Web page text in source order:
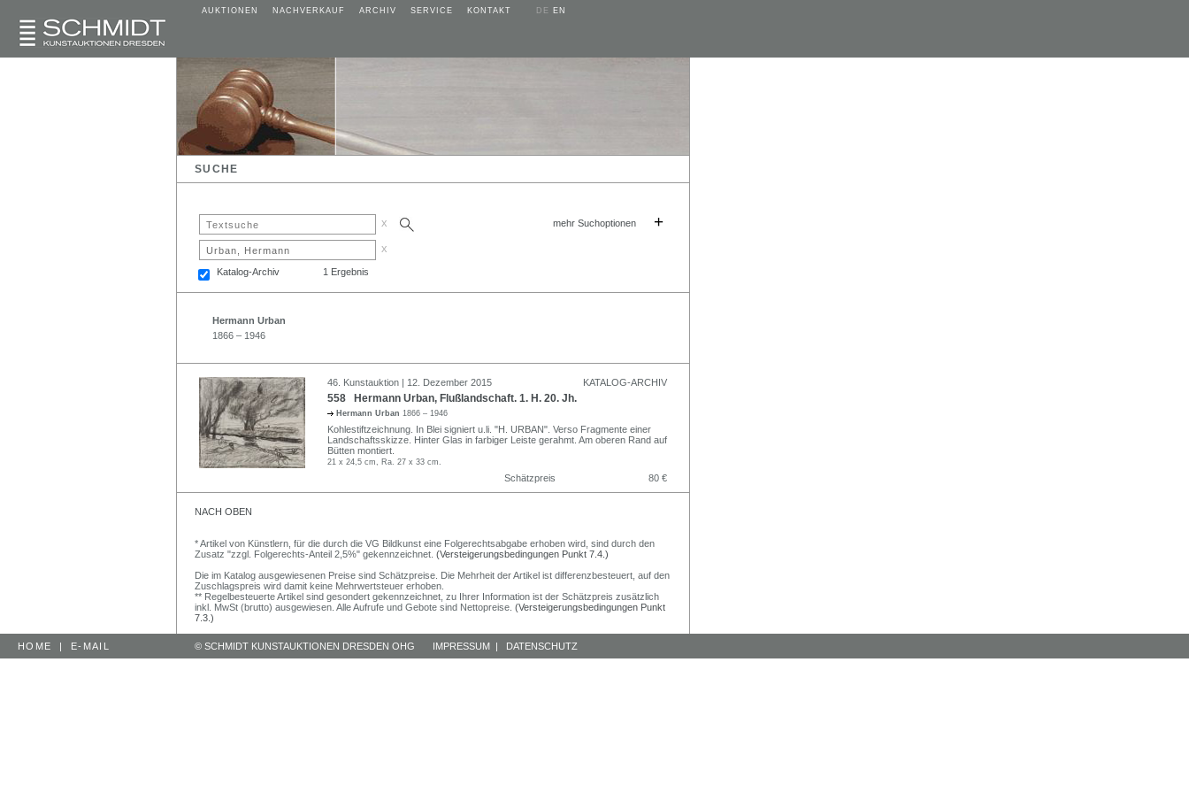
AUKTIONEN NACHVERKAUF ARCHIV SERVICE KONTAKT DE EN
SUCHE
x mehr Suchoptionen +
x
Katalog-Archiv 1 Ergebnis
Hermann Urban
1866 – 1946
46. Kunstauktion | 12. Dezember 2015 KATALOG-ARCHIV
558 Hermann Urban, Flußlandschaft. 1. H. 20. Jh.
Hermann Urban 1866 – 1946
Kohlestiftzeichnung. In Blei signiert u.li. "H. URBAN". Verso Fragmente einer
Landschaftsskizze. Hinter Glas in farbiger Leiste gerahmt. Am oberen Rand auf
Bütten montiert.
21 x 24,5 cm, Ra. 27 x 33 cm.
Schätzpreis 80 €
NACH OBEN
* Artikel von Künstlern, für die durch die VG Bildkunst eine Folgerechtsabgabe erhoben wird, sind durch den
Zusatz "zzgl. Folgerechts-Anteil 2,5%" gekennzeichnet. (Versteigerungsbedingungen Punkt 7.4.)
Die im Katalog ausgewiesenen Preise sind Schätzpreise. Die Mehrheit der Artikel ist differenzbesteuert, auf den
Zuschlagspreis wird damit keine Mehrwertsteuer erhoben.
** Regelbesteuerte Artikel sind gesondert gekennzeichnet, zu Ihrer Information ist der Schätzpreis zusätzlich
inkl. MwSt (brutto) ausgewiesen. Alle Aufrufe und Gebote sind Nettopreise. (Versteigerungsbedingungen Punkt
7.3.)
HOME | E-MAIL © SCHMIDT KUNSTAUKTIONEN DRESDEN OHG IMPRESSUM | DATENSCHUTZ